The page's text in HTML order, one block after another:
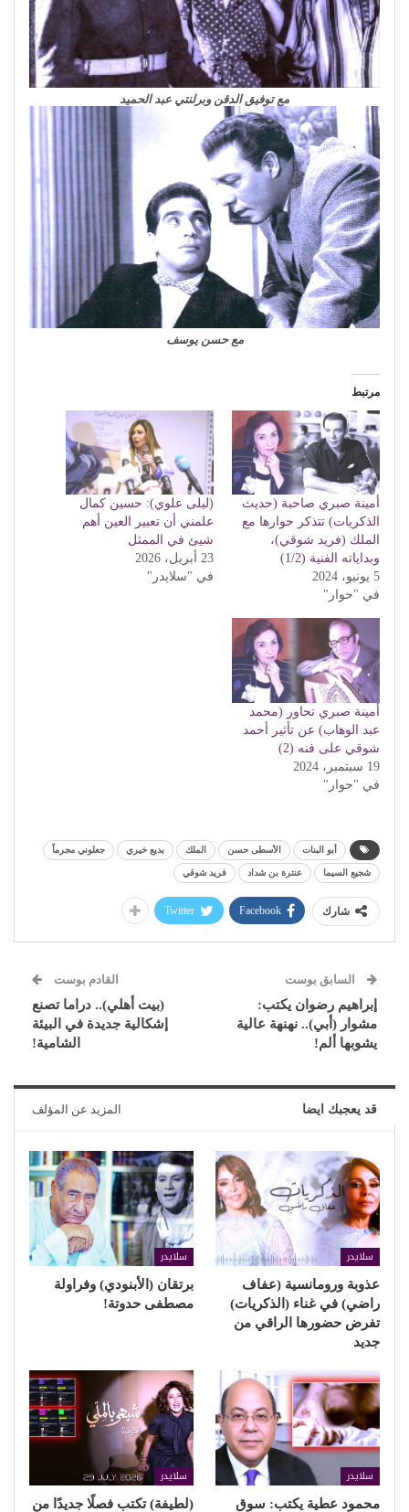
مع توفيق الدقن وبرلنتي عبد الحميد
مع حسن يوسف
مرتبط
أمينة صبري صاحبة (حديث
الذكريات) تتذكر حوارها مع
الملك (فريد شوقي)،
وبداياته الفنية (1/2)
5 يونيو، 2024
في "حوار"
(ليلى علوي): حسين كمال
علمني أن تعبير العين أهم
شيئ في الممثل
23 أبريل، 2026
في "سلايدر"
أمينة صبري تحاور (محمد
عبد الوهاب) عن تأثير أحمد
شوقي على فنه (2)
19 سبتمبر، 2024
في "حوار"
أبو البنات الأسطى حسن الملك بديع خيري جعلوني مجرماً
شجيع السيما عنترة بن شداد فريد شوقي
شارك Facebook
Twitter
السابق بوست
إبراهيم رضوان يكتب:
مشوار (أبي).. نهنهة عالية
يشوبها ألم!
القادم بوست
(بيت أهلي).. دراما تصنع
إشكالية جديدة في البيئة
الشامية!
قد يعجبك ايضا المزيد عن المؤلف
سلايدر
عذوبة ورومانسية (عفاف
راضي) في غناء (الذكريات)
تفرض حضورها الراقي من
جديد
سلايدر
برتقان (الأبنودي) وفراولة
مصطفى حدوتة!
سلايدر
محمود عطية يكتب: سوق
سلايدر
(لطيفة) تكتب فصلًا جديدًا من